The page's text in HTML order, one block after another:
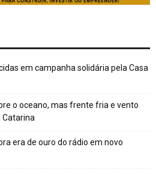
em campanha solidária pela Casa
o oceano, mas frente fria e vento
Catarina
era de ouro do rádio em novo